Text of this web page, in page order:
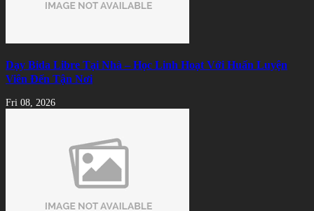
Dạy Bida Libre Tại Nhà – Học Linh Hoạt Với Huấn Luyện
Viên Đến Tận Nơi
Fri 08, 2026